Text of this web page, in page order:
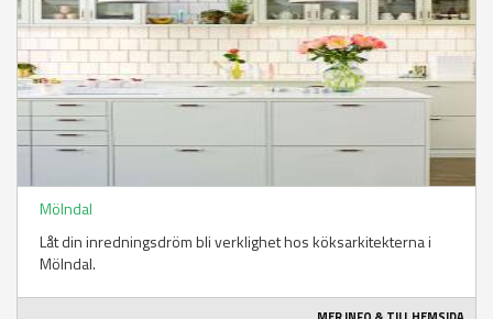
Mölndal
Låt din inredningsdröm bli verklighet hos köksarkitekterna i
Mölndal.